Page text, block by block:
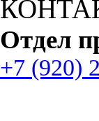
Отдел
+7 (920)